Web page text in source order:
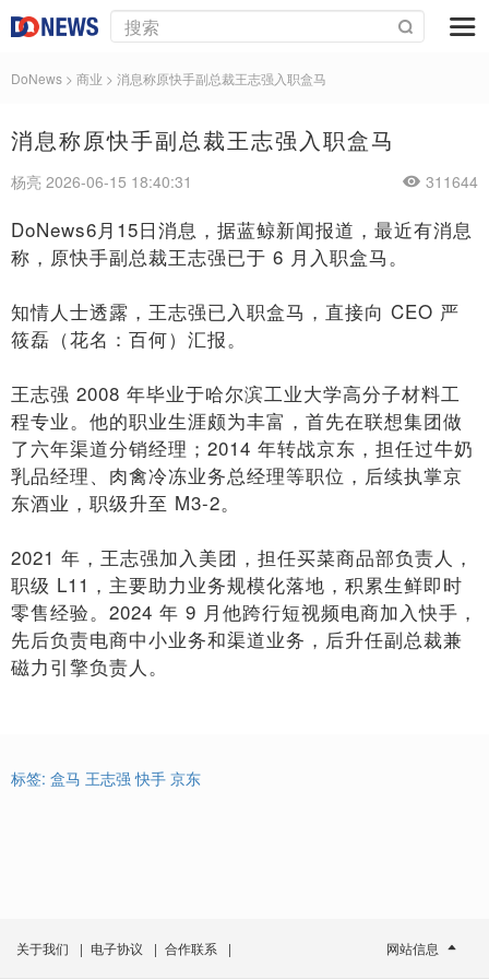
DoNews > 商业 > 消息称原快手副总裁王志强入职盒马
消息称原快手副总裁王志强入职盒马
杨亮 2026-06-15 18:40:31 311644
DoNews6月15日消息，据蓝鲸新闻报道，最近有消息
称，原快手副总裁王志强已于 6 月入职盒马。
知情人士透露，王志强已入职盒马，直接向 CEO 严
筱磊（花名：百何）汇报。
王志强 2008 年毕业于哈尔滨工业大学高分子材料工
程专业。他的职业生涯颇为丰富，首先在联想集团做
了六年渠道分销经理；2014 年转战京东，担任过牛奶
乳品经理、肉禽冷冻业务总经理等职位，后续执掌京
东酒业，职级升至 M3-2。
2021 年，王志强加入美团，担任买菜商品部负责人，
职级 L11，主要助力业务规模化落地，积累生鲜即时
零售经验。2024 年 9 月他跨行短视频电商加入快手，
先后负责电商中小业务和渠道业务，后升任副总裁兼
磁力引擎负责人。
标签: 盒马 王志强 快手 京东
关于我们 | 电子协议 | 合作联系 | 网站信息